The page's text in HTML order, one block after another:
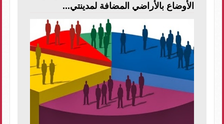
الأوضاع بالأراضي المضافة لمدينتي...